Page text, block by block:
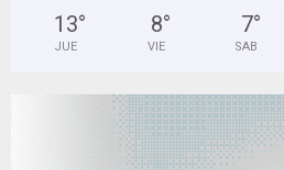
13°
JUE
8°
VIE
7°
SAB